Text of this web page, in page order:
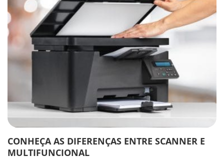
CONHEÇA AS DIFERENÇAS ENTRE SCANNER E
MULTIFUNCIONAL